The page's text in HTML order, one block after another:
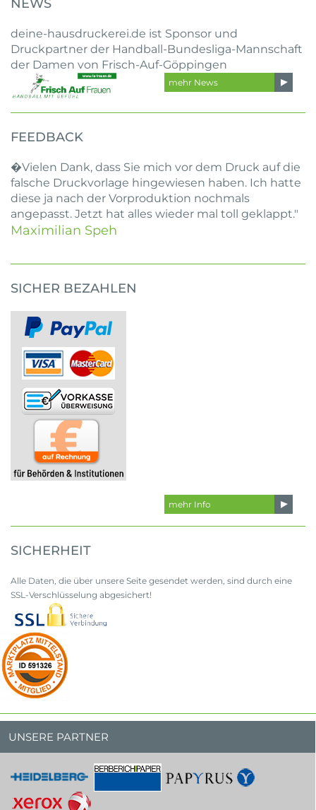
NEWS
deine-hausdruckerei.de ist Sponsor und
Druckpartner der Handball-Bundesliga-Mannschaft
der Damen von Frisch-Auf-Göppingen
mehr News
FEEDBACK
�Vielen Dank, dass Sie mich vor dem Druck auf die
falsche Druckvorlage hingewiesen haben. Ich hatte
diese ja nach der Vorproduktion nochmals
angepasst. Jetzt hat alles wieder mal toll geklappt."
Maximilian Speh
SICHER BEZAHLEN
mehr Info
SICHERHEIT
Alle Daten, die über unsere Seite gesendet werden, sind durch eine
SSL-Verschlüsselung abgesichert!
UNSERE PARTNER